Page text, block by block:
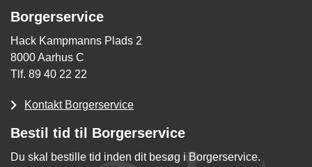
Borgerservice
Hack Kampmanns Plads 2
8000 Aarhus C
Tlf. 89 40 22 22
Kontakt Borgerservice
Bestil tid til Borgerservice
Du skal bestille tid inden dit besøg i Borgerservice.